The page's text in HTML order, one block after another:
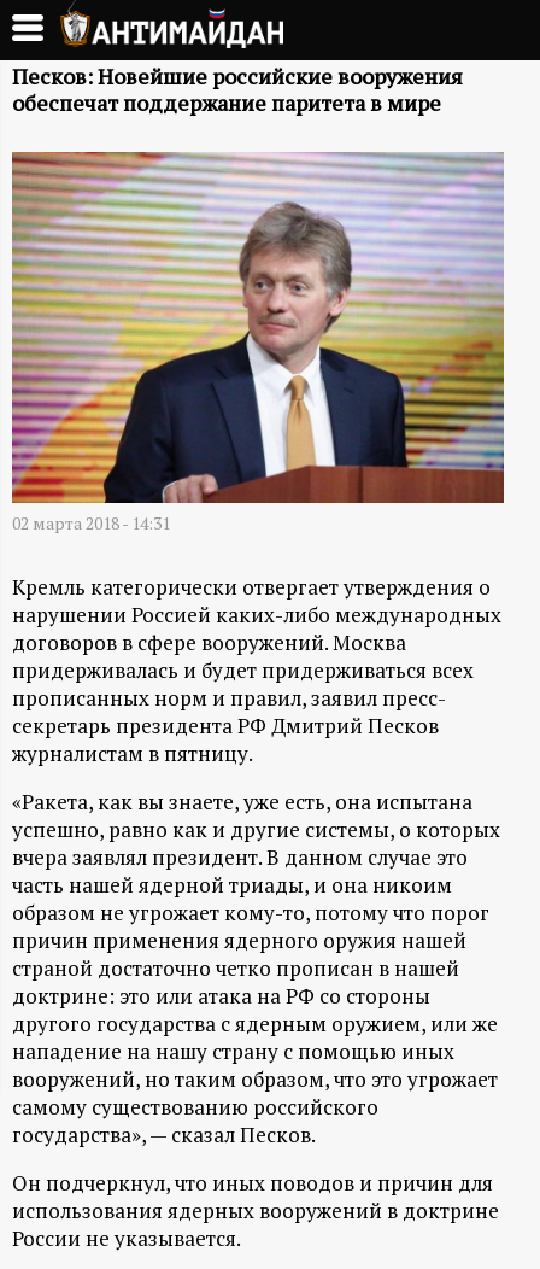
Перейти
основному
содержанию
А
Т
И
М
А
Й
Д
А
Н
-
и
н
ф
о
р
м
а
ц
и
о
Песков: Новейшие российские вооружения
обеспечат поддержание паритета в мире
02 марта 2018 - 14:31
Кремль категорически отвергает утверждения о
нарушении Россией каких-либо международных
договоров в сфере вооружений. Москва
придерживалась и будет придерживаться всех
прописанных норм и правил, заявил пресс-
секретарь президента РФ Дмитрий Песков
журналистам в пятницу.
«Ракета, как вы знаете, уже есть, она испытана
успешно, равно как и другие системы, о которых
вчера заявлял президент. В данном случае это
часть нашей ядерной триады, и она никоим
образом не угрожает кому-то, потому что порог
причин применения ядерного оружия нашей
страной достаточно четко прописан в нашей
доктрине: это или атака на РФ со стороны
другого государства с ядерным оружием, или же
нападение на нашу страну с помощью иных
вооружений, но таким образом, что это угрожает
самому существованию российского
государства», — сказал Песков.
Он подчеркнул, что иных поводов и причин для
использования ядерных вооружений в доктрине
России не указывается.